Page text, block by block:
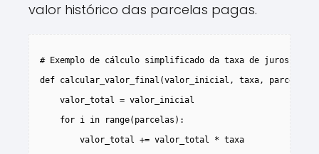
valor histórico das parcelas pagas.
# Exemplo de cálculo simplificado da taxa de juros
def calcular_valor_final(valor_inicial, taxa, parcelas):
    valor_total = valor_inicial
    for i in range(parcelas):
        valor_total += valor_total * taxa